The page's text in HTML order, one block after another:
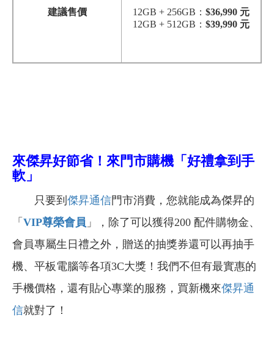
建議售價 12GB + 256GB ： $36,990 元
12GB + 512GB ： $39,990 元
來傑昇好節省！來門市購機「好禮拿到手
軟」
只要到 傑昇通信門市消費，您就能成為傑昇的
「 VIP尊榮會員 」，除了可以獲得200 配件購物金、
會員專屬生日禮之外，贈送的抽獎券還可以再抽手
機、平板電腦等各項3C大獎！我們不但有最實惠的
手機價格，還有貼心專業的服務，買新機來傑昇通
信就對了！